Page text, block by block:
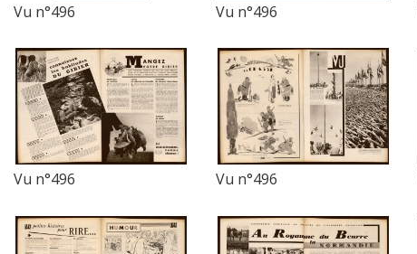
Vu n°496 Vu n°496
Vu n°496 Vu n°496